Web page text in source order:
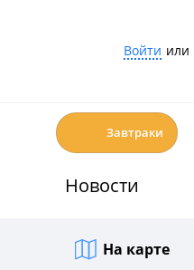
Войти или
Завтраки
Новости
На карте